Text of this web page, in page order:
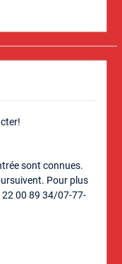
sont connues.
Pour plus
00 89 34/07-77-